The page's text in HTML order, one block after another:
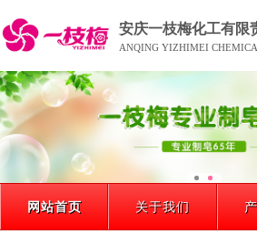
安庆一枝梅化工有限
ANQING YIZHIMEI
网站首页 关于我们